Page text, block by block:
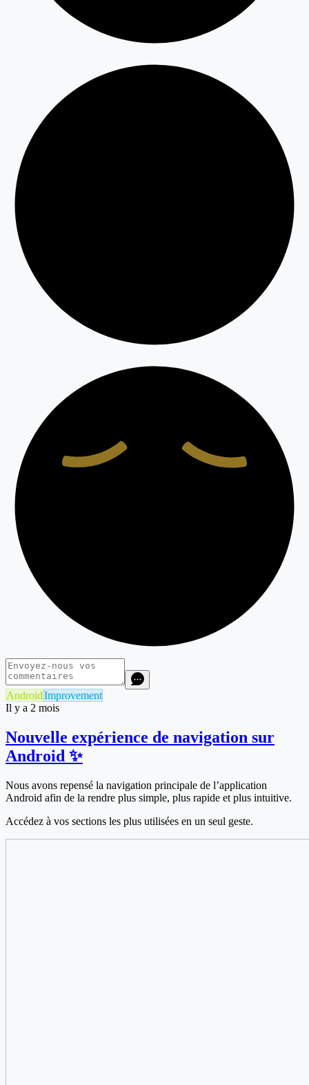
AndroidImprovement
Il y a 2 mois
Nouvelle expérience de navigation sur
Android ✨
Nous avons repensé la navigation principale de l’application
Android afin de la rendre plus simple, plus rapide et plus intuitive.
Accédez à vos sections les plus utilisées en un seul geste.